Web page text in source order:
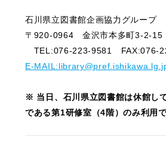
石川県立図書館企画協力グループ
〒920-0964 金沢市本多町3-2-15
TEL:076-223-9581 FAX:076-
E-
※ 当日、石川県立図書館は休館し
である第1研修室（4階）のみ利用で